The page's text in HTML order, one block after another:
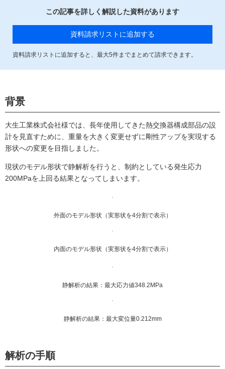
この記事を詳しく解説した資料があります
資料請求リストに追加する
資料請求リストに追加すると、最大5件までまとめて請求できます。
背景
大生工業株式会社様では、長年使用してきた熱交換器構成部品の設
計を見直すために、重量を大きく変更せずに剛性アップを実現する
形状への変更を目指しました。
現状のモデル形状で静解析を行うと、制約としている発生応力
200MPaを上回る結果となってしまいます。
外面のモデル形状（実形状を4分割で表示）
内面のモデル形状（実形状を4分割で表示）
静解析の結果：最大応力値348.2MPa
静解析の結果：最大変位量0.212mm
解析の手順